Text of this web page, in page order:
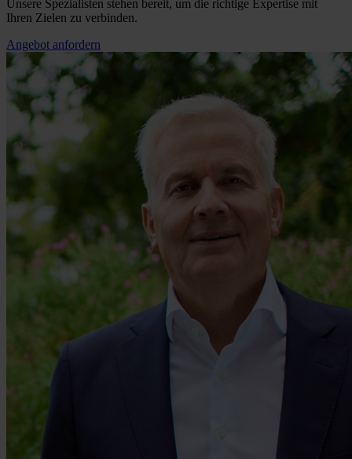
Unsere Spezialisten stehen bereit, um die richtige Expertise mit
Ihren Zielen zu verbinden.
Angebot anfordern